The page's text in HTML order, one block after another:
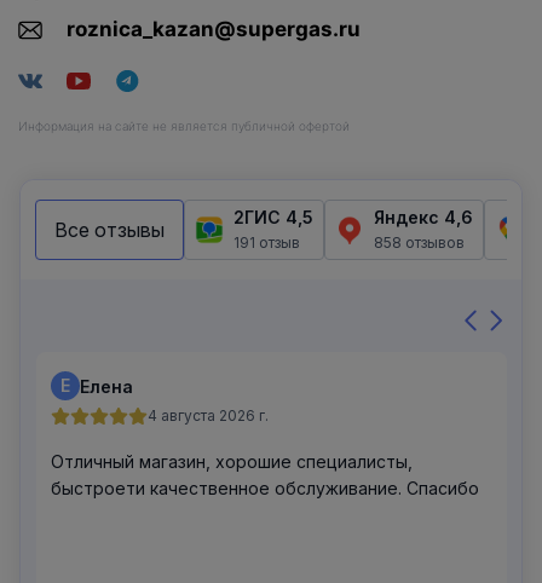
roznica_kazan@supergas.ru
Информация на сайте не является публичной офертой